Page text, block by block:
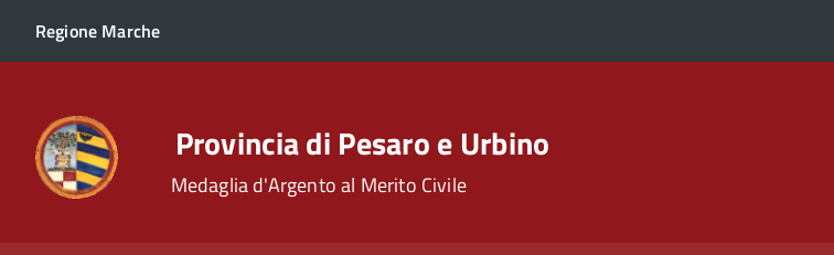
Regione Marche
Provincia di Pesaro e Urbino
Medaglia d'Argento al Merito Civile